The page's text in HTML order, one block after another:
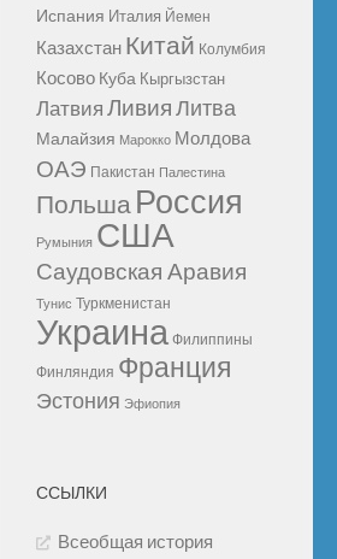
Испания Италия Йемен
Казахстан Китай Колумбия
Косово Куба Кыргызстан
Латвия ЛивияЛитва
Малайзия Марокко Молдова
ОАЭ Пакистан Палестина
Польша Россия
Румыния США
Саудовская Аравия
Тунис Туркменистан
Украина Филиппины
Финляндия Франция
Эстония Эфиопия
ССЫЛКИ
Всеобщая история